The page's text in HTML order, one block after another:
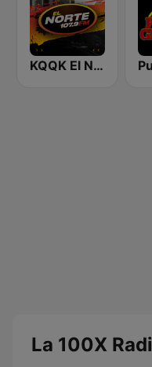
KQQK El Norte 107.9 / 101.7 FM
La 100X